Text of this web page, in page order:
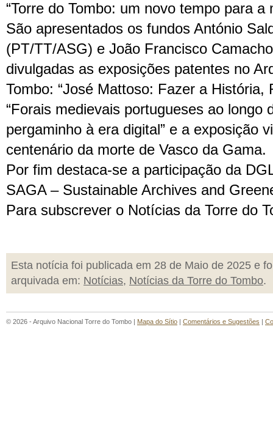
“Torre do Tombo: um novo tempo para a
São apresentados os fundos António
(PT/TT/ASG) e João Francisco
divulgadas as exposições patentes no Ar
Tombo: “José Mattoso: Fazer a História,
“Forais medievais portugueses ao longo
pergaminho à era digital” e a exposição
centenário da morte de Vasco da Gama.
Por fim destaca-se a participação da
SAGA – Sustainable Archives and
Para subscrever o Notícias da Torre do
Esta notícia foi publicada em 28 de Maio de 2025 e
arquivada em: Notícias, Notícias da Torre do Tombo.
© 2026 - Arquivo Nacional Torre do Tombo | Mapa do Sítio | Comentários e Sugestões |